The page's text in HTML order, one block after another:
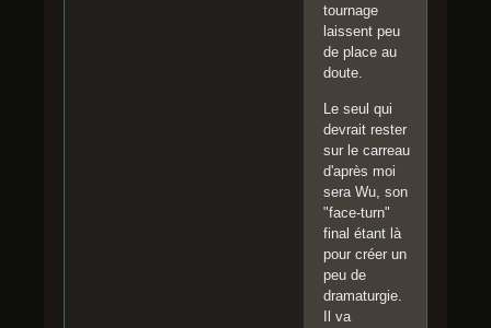
tournage
laissent peu
de place au
doute.
Le seul qui
devrait rester
sur le carreau
d'après moi
sera Wu, son
"face-turn"
final étant là
pour créer un
peu de
dramaturgie.
Il va